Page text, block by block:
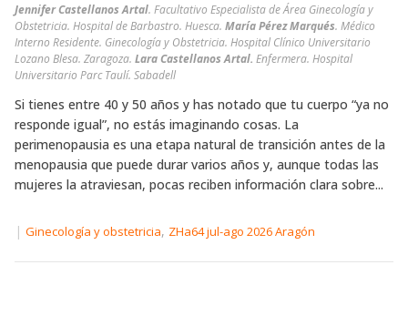
Jennifer Castellanos Artal. Facultativo Especialista de Área Ginecología y
Obstetricia. Hospital de Barbastro. Huesca. María Pérez Marqués. Médico
Interno Residente. Ginecología y Obstetricia. Hospital Clínico Universitario
Lozano Blesa. Zaragoza. Lara Castellanos Artal. Enfermera. Hospital
Universitario Parc Taulí. Sabadell
Si tienes entre 40 y 50 años y has notado que tu cuerpo “ya no
responde igual”, no estás imaginando cosas. La
perimenopausia es una etapa natural de transición antes de la
menopausia que puede durar varios años y, aunque todas las
mujeres la atraviesan, pocas reciben información clara sobre...
| Ginecología y obstetricia, ZHa64 jul-ago 2026 Aragón